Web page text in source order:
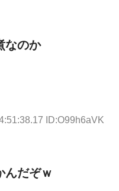
なのか
ID:O99h6aVK
んだぞｗ